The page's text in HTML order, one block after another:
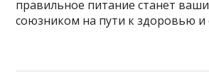
правильное питание станет
союзником на пути к здоровью и